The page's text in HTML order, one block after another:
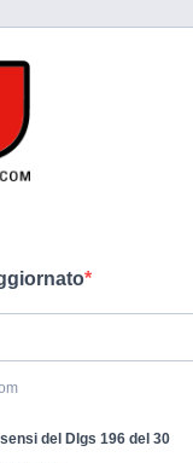
del Dlgs 196 del 30
I SUOI